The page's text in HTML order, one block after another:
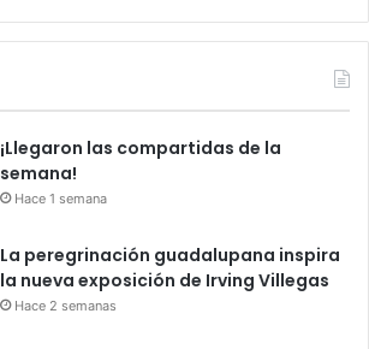
¡Llegaron las compartidas de la
semana!
Hace 1 semana
La peregrinación guadalupana inspira
la nueva exposición de Irving Villegas
Hace 2 semanas